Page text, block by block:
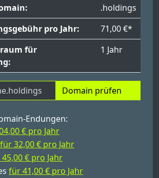
.holdings
pro Jahr:
71,00 €*
für
1 Jahr
Domain prüfen
Endungen:
€ pro Jahr
für 32,00 € pro Jahr
€ pro Jahr
für 41,00 € pro Jahr